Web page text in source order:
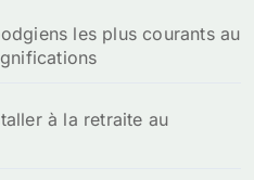
les plus courants au
à la retraite au